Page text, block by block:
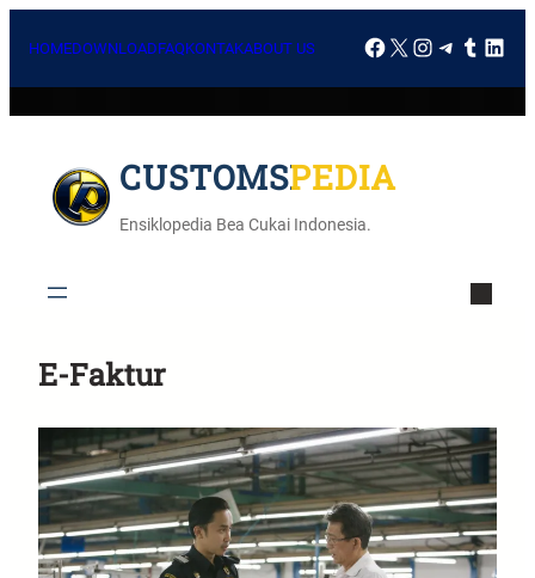
HOMEDOWNLOADFAQKONTAKABOUT US
CUSTOMSPEDIA
Ensiklopedia Bea Cukai Indonesia.
E-Faktur